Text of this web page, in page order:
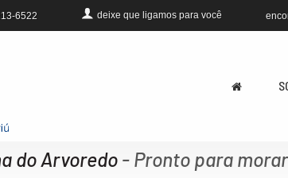
6522 deixe que ligamos para você
do Arvoredo - Pronto para morar